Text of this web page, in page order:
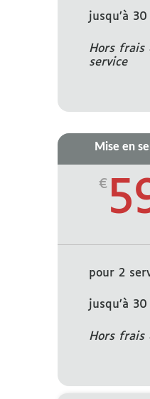
jusqu’à
Hors frais
service
Mise en
€
pour 2
jusqu’à
Hors frais